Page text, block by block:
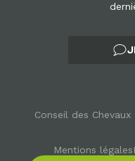
Conseil des
Mentions légales